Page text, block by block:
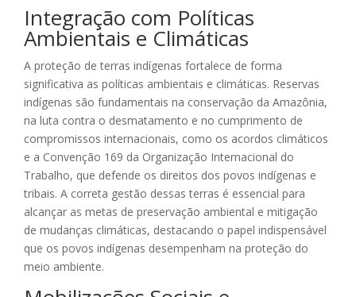
Integração com Políticas
Ambientais e Climáticas
A proteção de terras indígenas fortalece de forma
significativa as políticas ambientais e climáticas. Reservas
indígenas são fundamentais na conservação da Amazônia,
na luta contra o desmatamento e no cumprimento de
compromissos internacionais, como os acordos climáticos
e a Convenção 169 da Organização Internacional do
Trabalho, que defende os direitos dos povos indígenas e
tribais. A correta gestão dessas terras é essencial para
alcançar as metas de preservação ambiental e mitigação
de mudanças climáticas, destacando o papel indispensável
que os povos indígenas desempenham na proteção do
meio ambiente.